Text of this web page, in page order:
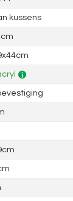
kussens